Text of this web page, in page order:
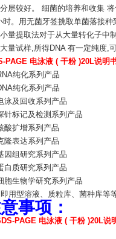
层较好。 细菌的培养和收集
时。用无菌牙签挑取单菌落接
量提取法对于从大量转化子中
量试样,所得DNA 有一定纯度,
PAGE 电泳液 ( 干粉 )20L说明
纯化系列产品
纯化系列产品
泳及回收系列产品
针标记及检测系列产品
酸扩增系列产品
隆表达系列产品
因组研究系列产品
白质研究系列产品
胞生物学研究系列产品
用型溶液、质粒库、菌种库等
事项：
PAGE 电泳液 ( 干粉 )20L说